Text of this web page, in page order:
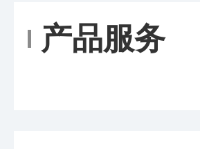
产品服务